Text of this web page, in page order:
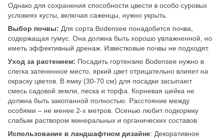
Однако для сохранения способности цвести в особо суровых
условиях кусты, включая саженцы, нужно укрыть.
Выбор почвы: Для сорта Bodensee понадобится почва,
содержащая гумус. Она должна быть хорошо увлажненной, но
иметь эффективный дренаж. Известковые почвы не подходят.
Уход за растением: Посадить гортензию Bodensee нужно в
слегка затененное место, яркий цвет отрицательно влияет на
окраску цветов. В ямку (30-70 см) для посадки засыпают
смесь садовой земли, песка и торфа. Корневая шейка не
должна быть закопанной полностью. Расстояние между
особями – не менее 2-х метров. Осенью любит подкормку
слабым раствором минеральных и органических составов.
Использование в ландшафтном дизайне: Декоративное